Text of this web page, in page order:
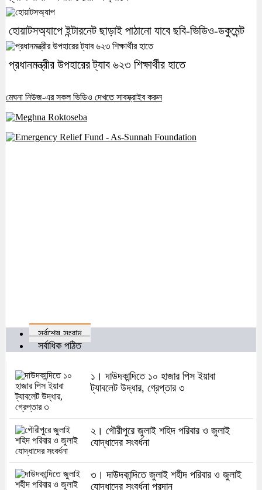
হোয়াটসঅ্যাপে ইন্টারনেট ছাড়াই পাঠানো যাবে ছবি-ভিডিও-ডকুমেন্ট
প্রধানমন্ত্রীর উপহারের ট্যাব ৬২৩ শিক্ষার্থীর হাতে
মেঘনা নিউজ-এর সকল ভিডিও দেখতে সাবস্ক্রাইব করুন
সর্বশেষ সংবাদ
সর্বাধিক পঠিত
১। দাউদকান্দিতে ১০ হাজার পিস ইয়াবা
ট্যাবলেট উদ্ধার, গ্রেপ্তার ৩
২। গৌরীপুরে জুলাই শহিদ পরিবার ও জুলাই
যোদ্ধাদের সংবর্ধনা
৩। দাউদকান্দিতে জুলাই শহীদ পরিবার ও জুলাই
যোদ্ধাদের সংবর্ধনা প্রদান